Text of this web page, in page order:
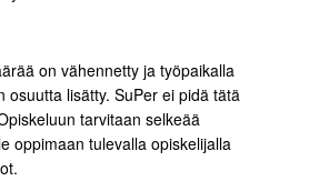
on vähennetty ja työpaikalla
osuutta lisätty. SuPer ei pidä tätä
tarvitaan selkeää
oppimaan tulevalla opiskelijalla